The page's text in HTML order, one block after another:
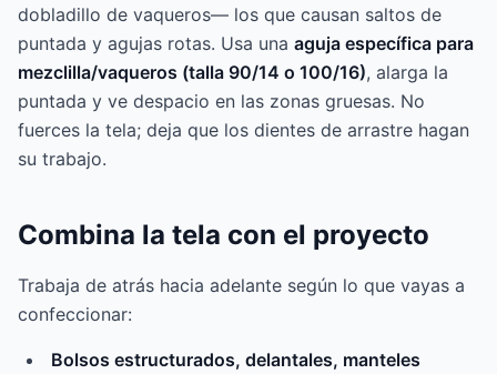
dobladillo de vaqueros— los que causan saltos de
puntada y agujas rotas. Usa una aguja específica para
mezclilla/vaqueros (talla 90/14 o 100/16), alarga la
puntada y ve despacio en las zonas gruesas. No
fuerces la tela; deja que los dientes de arrastre hagan
su trabajo.
Combina la tela con el proyecto
Trabaja de atrás hacia adelante según lo que vayas a
confeccionar:
Bolsos estructurados, delantales, manteles